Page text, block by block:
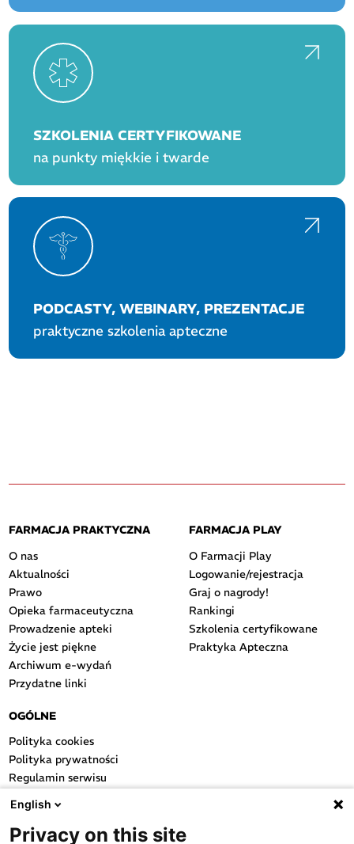
SZKOLENIA CERTYFIKOWANE
na punkty miękkie i twarde
PODCASTY, WEBINARY, PREZENTACJE
praktyczne szkolenia apteczne
FARMACJA PRAKTYCZNA
O nas
Aktualności
Prawo
Opieka farmaceutyczna
Prowadzenie apteki
Życie jest piękne
Archiwum e-wydań
Przydatne linki
FARMACJA PLAY
O Farmacji Play
Logowanie/rejestracja
Graj o nagrody!
Rankingi
Szkolenia certyfikowane
Praktyka Apteczna
OGÓLNE
Polityka cookies
Polityka prywatności
Regulamin serwisu
Farmacja Play
Regulamin konkursu Lakcid
English
Privacy on this site